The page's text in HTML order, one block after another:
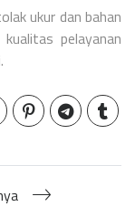
ukur dan bahan
pelayanan